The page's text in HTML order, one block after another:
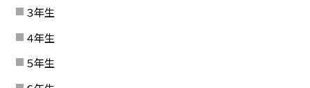
３年生
４年生
５年生